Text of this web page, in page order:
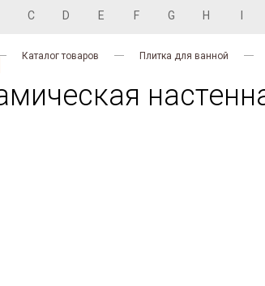
C D E F G H
Каталог товаров Плитка для ванной